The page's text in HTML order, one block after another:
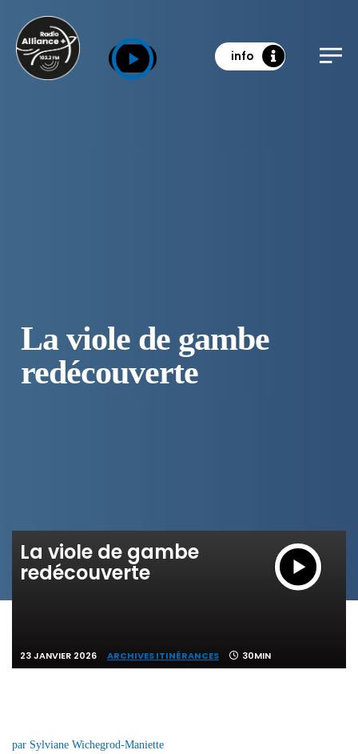
info
La viole de gambe
redécouverte
La viole de gambe
redécouverte
23 JANVIER 2026 ARCHIVES ITINÉRANCES 30MIN
par Sylviane Wichegrod-Maniette